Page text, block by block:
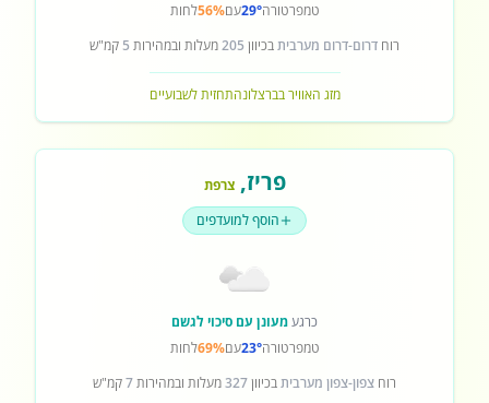
טמפרטורה29°עם56%לחות
רוח דרום-דרום מערביתבכיוון 205מעלות ובמהירות 5 קמ"ש
מזג האוויר בברצלונהתחזית לשבועיים
פריז,צרפת
הוסף למועדפים
כרגעמעונן עם סיכוי לגשם
טמפרטורה23°עם69%לחות
רוח צפון-צפון מערביתבכיוון327מעלות ובמהירות7קמ"ש